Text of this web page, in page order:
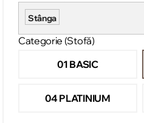
Stânga
Categorie (Stofă)
01 BASIC
04 PLATINIUM